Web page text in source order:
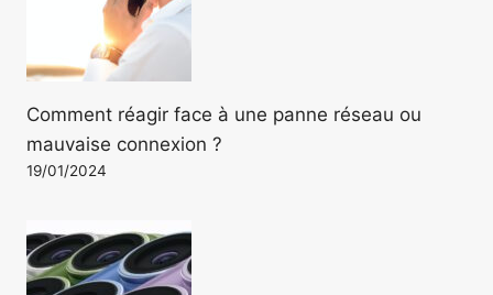
Comment réagir face à une panne réseau ou
mauvaise connexion ?
19/01/2024